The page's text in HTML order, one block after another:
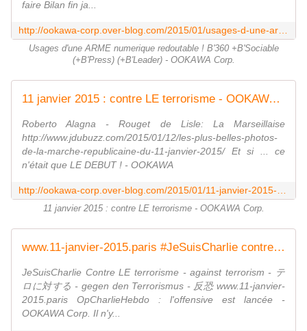
faire Bilan fin ja...
Usages d'une ARME numerique redoutable ! B'360 +B'Sociable
(+B'Press) (+B'Leader) - OOKAWA Corp.
11 janvier 2015 : contre LE terrorisme - OOKAWA Corp.
Roberto Alagna - Rouget de Lisle: La Marseillaise
http://www.jdubuzz.com/2015/01/12/les-plus-belles-photos-
de-la-marche-republicaine-du-11-janvier-2015/ Et si ... ce
n'était que LE DEBUT ! - OOKAWA
11 janvier 2015 : contre LE terrorisme - OOKAWA Corp.
www.11-janvier-2015.paris #JeSuisCharlie contre LE terrorisme - against terrorism - 反恐 - gegen den Terrorismus - テロに対する - OOKAWA Corp.
JeSuisCharlie Contre LE terrorisme - against terrorism - テ
ロに対する - gegen den Terrorismus - 反恐 www.11-janvier-
2015.paris OpCharlieHebdo : l'offensive est lancée -
OOKAWA Corp. Il n'y...